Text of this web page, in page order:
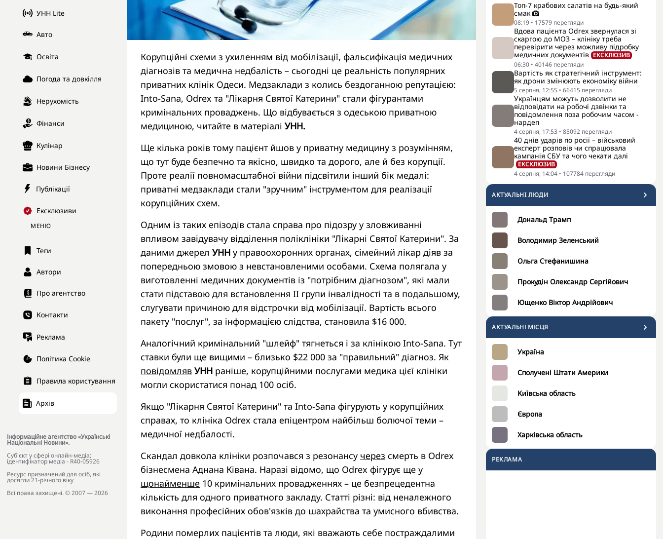
УНН Lite
Авто
Освіта
Погода та довкілля
Нерухомість
Фінанси
Кулінар
Новини Бізнесу
Публікації
Ексклюзиви
МЕНЮ
Теги
Автори
Про агентство
Контакти
Реклама
Політика Cookie
Правила користування
Архів
Інформаційне агентство «Українські
Національні Новини».
Cуб'єкт у сфері онлайн-медіа;
ідентифікатор медіа - R40-05926
Ресурс призначений для осіб, які
досягли 21-річного віку
Всі права захищені. © 2007 — 2026
Топ-7 крабових салатів на будь-який
смак
08:19 • 17579 перегляди
Вдова пацієнта Odrex звернулася зі
скаргою до МОЗ – клініку треба
перевірити через можливу підробку
медичних документів ЕКСКЛЮЗИВ
06:30 • 40146 перегляди
Вартість як стратегічний інструмент:
як дрони змінюють економіку війни
5 серпня, 12:55 • 66415 перегляди
Українцям можуть дозволити не
відповідати на робочі дзвінки та
повідомлення поза робочим часом -
нардеп
4 серпня, 17:53 • 85092 перегляди
40 днів ударів по росії – військовий
експерт розповів чи спрацювала
кампанія СБУ та чого чекати далі
ЕКСКЛЮЗИВ
4 серпня, 14:04 • 107784 перегляди
АКТУАЛЬНI ЛЮДИ
Дональд Трамп
Володимир Зеленський
Ольга Стефанишина
Прокудін Олександр Сергійович
Ющенко Віктор Андрійович
АКТУАЛЬНІ МІСЦЯ
Україна
Сполучені Штати Америки
Київська область
Європа
Харківська область
РЕКЛАМА
Корупційні схеми з ухиленням від мобілізації, фальсифікація медичних
діагнозів та медична недбалість – сьогодні це реальність популярних
приватних клінік Одеси. Медзаклади з колись бездоганною репутацією:
Into-Sana, Odrex та "Лікарня Святої Катерини" стали фігурантами
кримінальних проваджень. Що відбувається з одеською приватною
медициною, читайте в матеріалі УНН.
Ще кілька років тому пацієнт йшов у приватну медицину з розумінням,
що тут буде безпечно та якісно, швидко та дорого, але й без корупції.
Проте реалії повномасштабної війни підсвітили інший бік медалі:
приватні медзаклади стали "зручним" інструментом для реалізації
корупційних схем.
Одним із таких епізодів стала справа про підозру у зловживанні
впливом завідувачу відділення поліклініки "Лікарні Святої Катерини". За
даними джерел УНН у правоохоронних органах, сімейний лікар діяв за
попередньою змовою з невстановленими особами. Схема полягала у
виготовленні медичних документів із "потрібним діагнозом", які мали
стати підставою для встановлення II групи інвалідності та в подальшому,
слугувати причиною для відстрочки від мобілізації. Вартість всього
пакету "послуг", за інформацією слідства, становила $16 000.
Аналогічний кримінальний "шлейф" тягнеться і за клінікою Into-Sana. Тут
ставки були ще вищими – близько $22 000 за "правильний" діагноз. Як
повідомляв УНН раніше, корупційними послугами медика цієї клініки
могли скористатися понад 100 осіб.
Якщо "Лікарня Святої Катерини" та Into-Sana фігурують у корупційних
справах, то клініка Odrex стала епіцентром найбільш болючої теми –
медичної недбалості.
Скандал довкола клініки розпочався з резонансу через смерть в Odrex
бізнесмена Аднана Ківана. Наразі відомо, що Odrex фігурує ще у
щонайменше 10 кримінальних провадженнях – це безпрецедентна
кількість для одного приватного закладу. Статті різні: від неналежного
виконання професійних обов'язків до шахрайства та умисного вбивства.
Родини померлих пацієнтів та люди, які вважають себе постраждалими